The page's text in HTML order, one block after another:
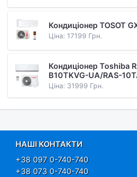
Кондиціонер TOSOT
Ціна: 17199 Грн.
Кондиціонер Toshiba
B10TKVG-UA/RAS-
Ціна: 31999 Грн.
НАШІ КОНТАКТИ
+38 097 0-740-740
+38 073 0-740-740